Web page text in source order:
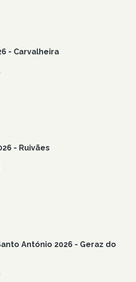
- Carvalheira
- Ruivães
António 2026 - Geraz do